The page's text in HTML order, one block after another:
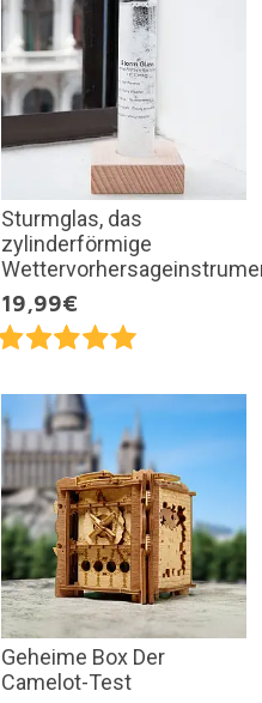
Sturmglas, das
zylinderförmige
19,99€
Geheime Box Der
Camelot-Test